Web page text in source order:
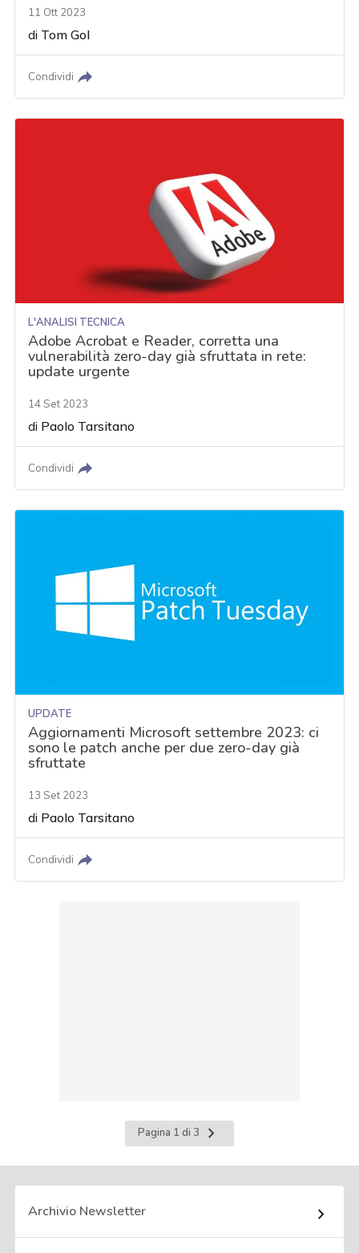
11 Ott 2023
di Tom Gol
Condividi
L'ANALISI TECNICA
Adobe Acrobat e Reader, corretta una
vulnerabilità zero-day già sfruttata in rete:
update urgente
14 Set 2023
di Paolo Tarsitano
Condividi
UPDATE
Aggiornamenti Microsoft settembre 2023: ci
sono le patch anche per due zero-day già
sfruttate
13 Set 2023
di Paolo Tarsitano
Condividi
Pagina 1 di 3
Pagina
successiva
Archivio Newsletter